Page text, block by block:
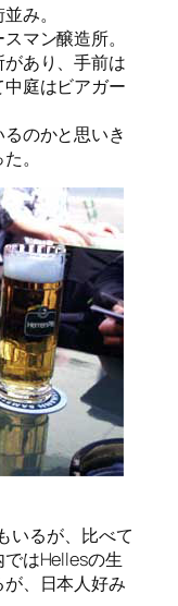
み。
マン醸造所。
あり、手前は
庭はビアガー
のかと思いき
。
いるが、比べて
はHellesの生
、日本人好み